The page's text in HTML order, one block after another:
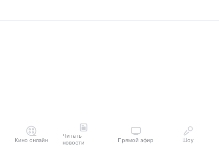
Кино онлайн
Читать
новости
Прямой эфир Шоу